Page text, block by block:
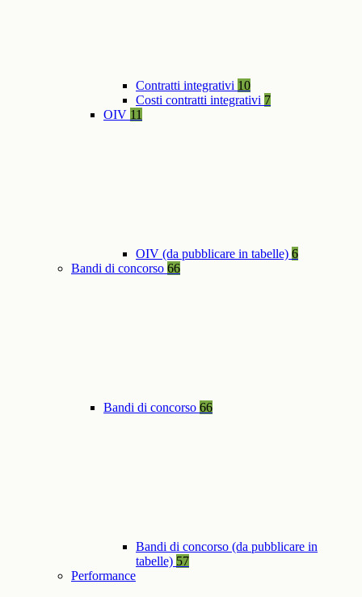
Contratti integrativi 10
Costi contratti integrativi 7
OIV 11
OIV (da pubblicare in tabelle) 6
Bandi di concorso 66
Bandi di concorso 66
Bandi di concorso (da pubblicare in
tabelle) 57
Performance